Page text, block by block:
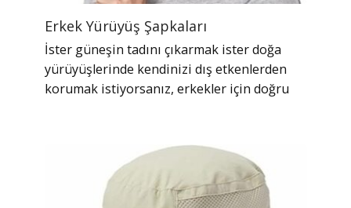
Erkek Yürüyüş Şapkaları
İster güneşin tadını çıkarmak ister doğa
yürüyüşlerinde kendinizi dış etkenlerden
korumak istiyorsanız, erkekler için doğru